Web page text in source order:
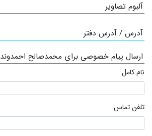
آلبوم تصاویر
آدرس / آدرس دفتر
ارسال پیام خصوصی برای محمدصالح احمدوند
نام کامل
تلفن تماس